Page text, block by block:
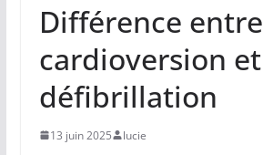
Différence entre
cardioversion et
défibrillation
13 juin 2025 lucie